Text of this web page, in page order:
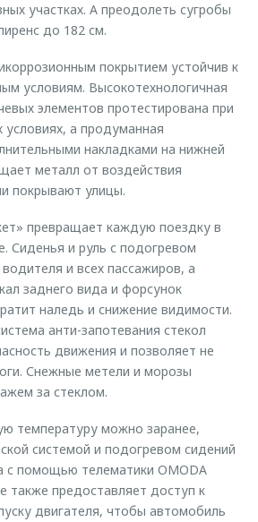
участках. А преодолеть сугробы
до 182 см.
покрытием устойчив к
условиям. Высокотехнологичная
элементов протестирована при
условиях, а продуманная
накладками на нижней
металл от воздействия
покрывают улицы.
превращает каждую поездку в
Сиденья и руль с подогревом
и всех пассажиров, а
заднего вида и форсунок
наледь и снижение видимости.
анти-запотевания стекол
движения и позволяет не
Снежные метели и морозы
за стеклом.
температуру можно заранее,
системой и подогревом сидений
с помощью телематики OMODA
также предоставляет доступ к
двигателя, чтобы автомобиль